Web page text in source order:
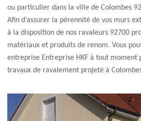
ou particulier dans la ville de Colombes
Afin d’assurer la pérennité de vos murs
à la disposition de nos ravaleurs 92700
matériaux et produits de renom. Vous
entreprise Entreprise HKF à tout moment
travaux de ravalement projeté à